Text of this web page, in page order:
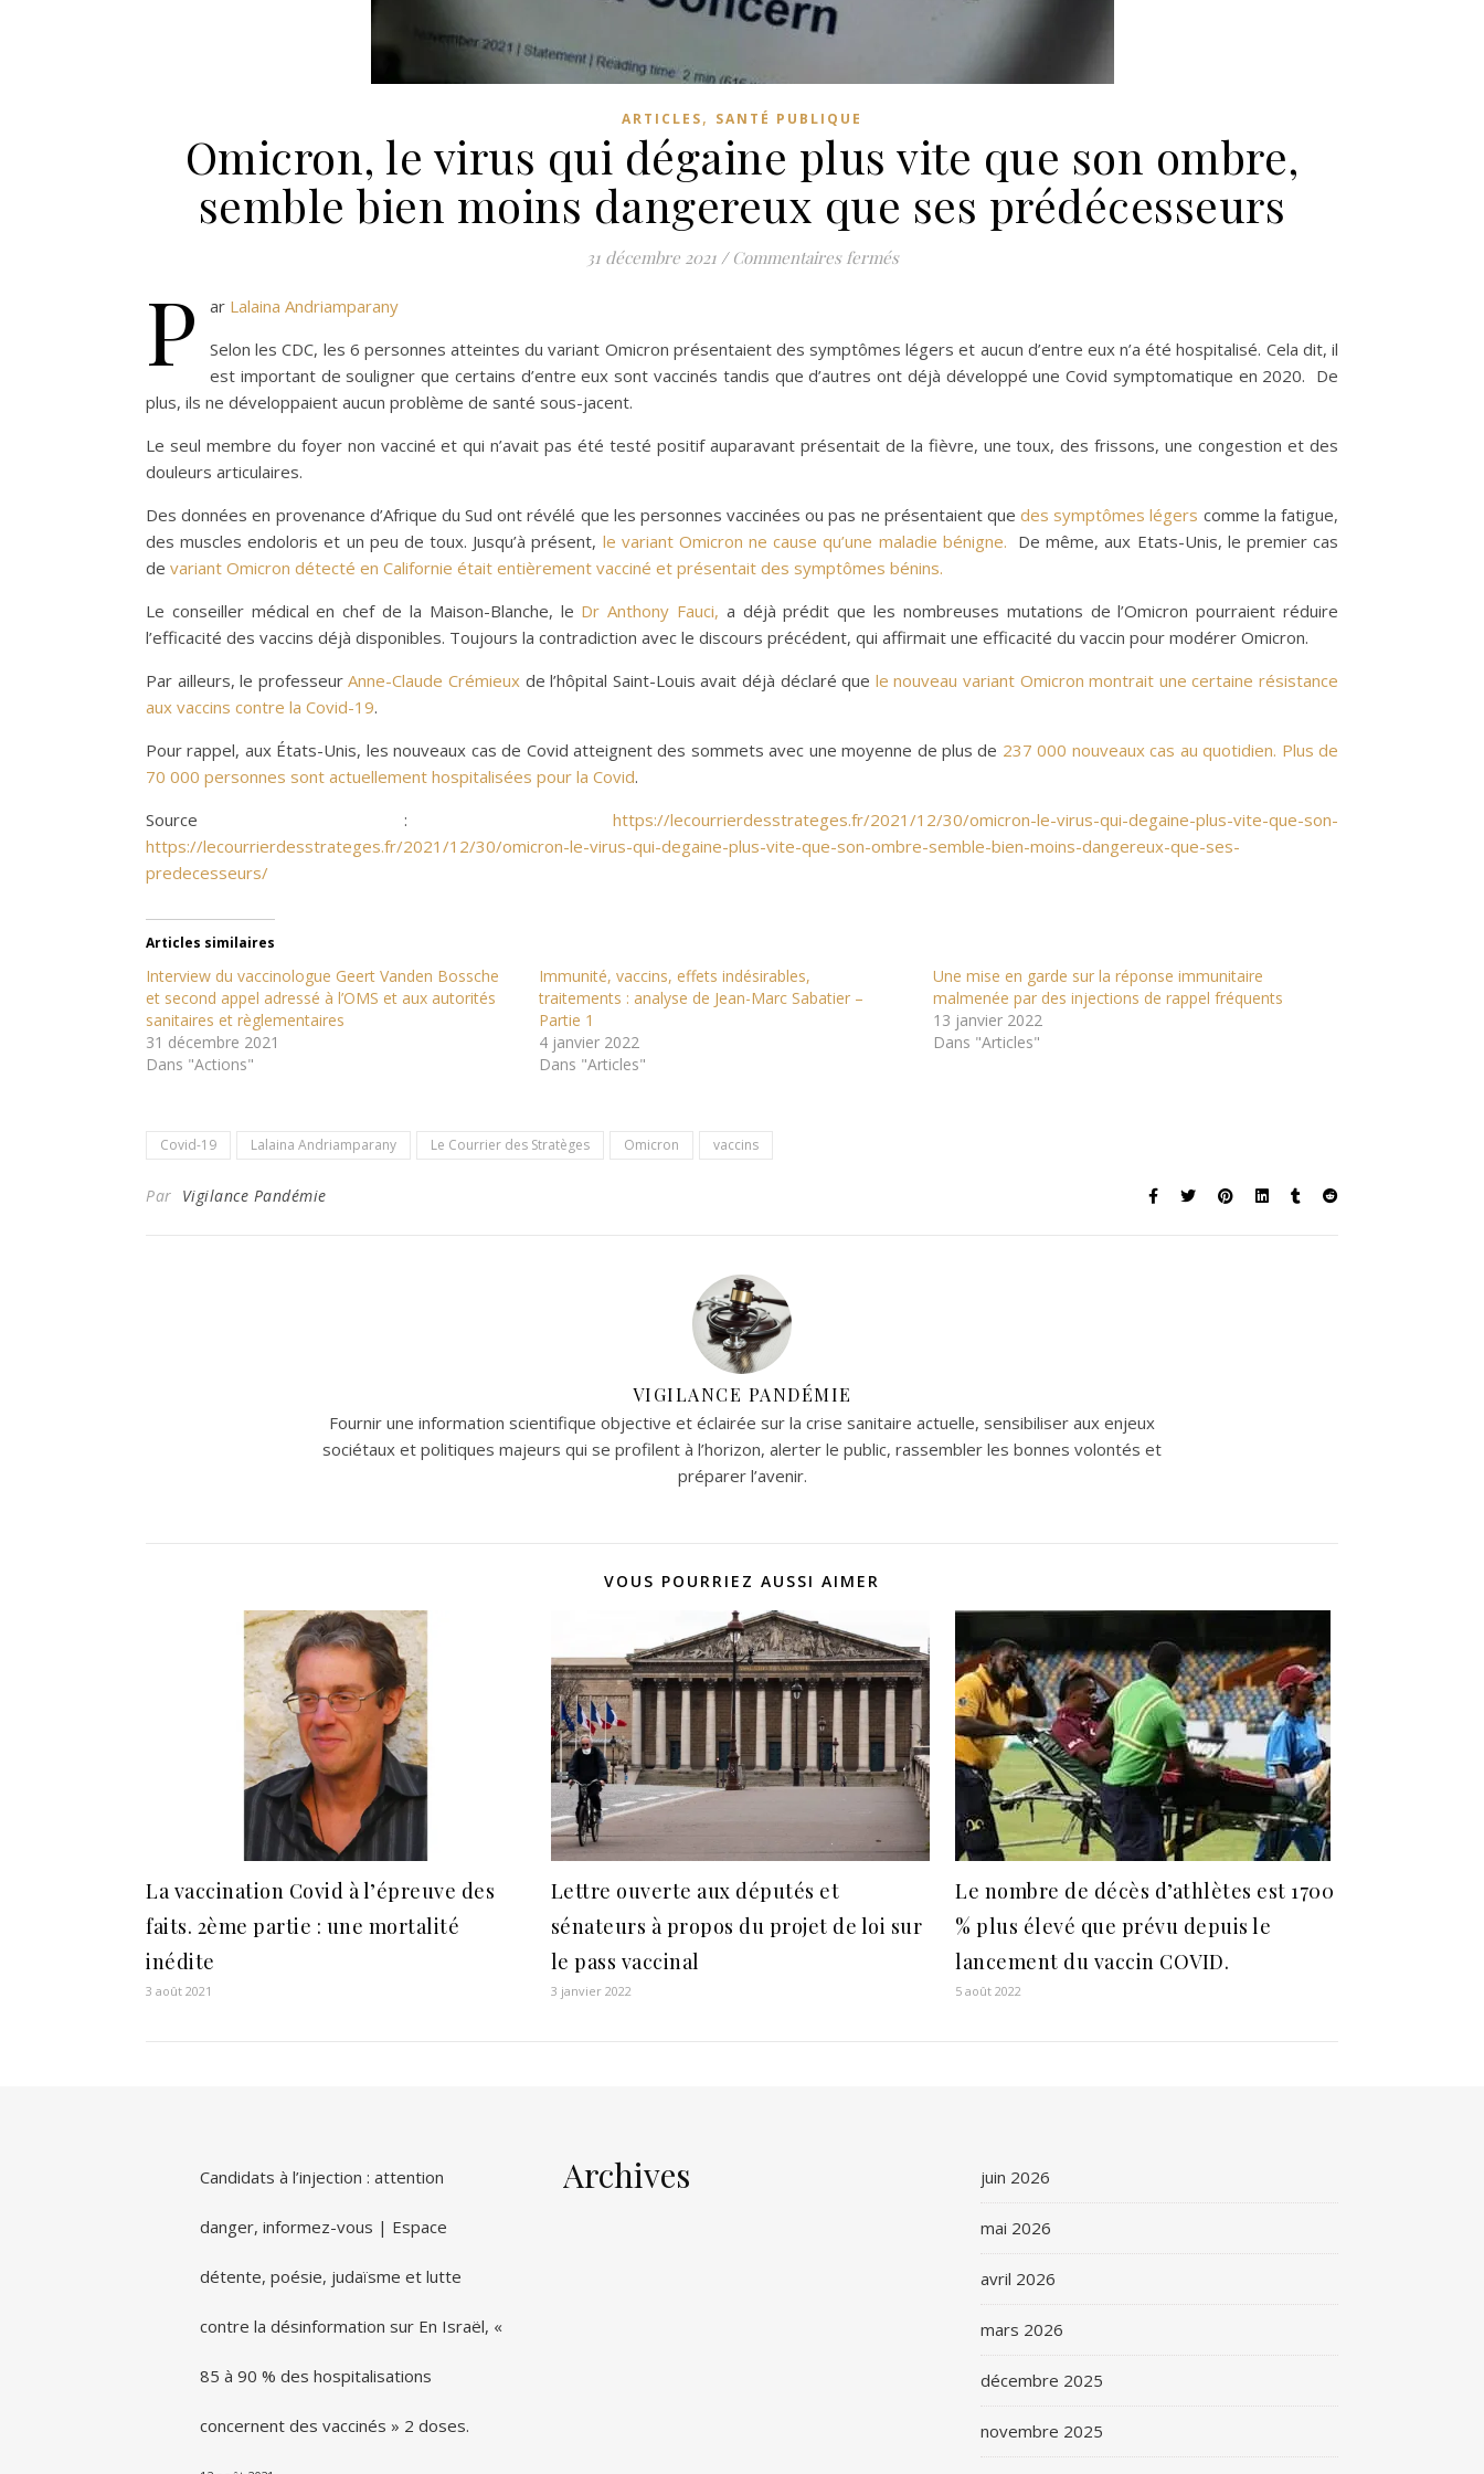
ARTICLES, SANTÉ PUBLIQUE
Omicron, le virus qui dégaine plus vite que son ombre,
semble bien moins dangereux que ses prédécesseurs
31 décembre 2021 / Commentaires ferméssur Omicron, le virus qui dégaine plus vite que son ombre, semble bien
P ar Lalaina Andriamparany
Selon les CDC, les 6 personnes atteintes du variant Omicron présentaient des symptômes légers et aucun d’entre eux n’a été hospitalisé. Cela dit, il
est important de souligner que certains d’entre eux sont vaccinés tandis que d’autres ont déjà développé une Covid symptomatique en 2020. De
plus, ils ne développaient aucun problème de santé sous-jacent.
Le seul membre du foyer non vacciné et qui n’avait pas été testé positif auparavant présentait de la fièvre, une toux, des frissons, une congestion et des
douleurs articulaires.
Des données en provenance d’Afrique du Sud ont révélé que les personnes vaccinées ou pas ne présentaient quedes symptômes légers comme la fatigue,
des muscles endoloris et un peu de toux. Jusqu’à présent, le variant Omicron ne cause qu’une maladie bénigne. De même, aux Etats-Unis, le premier cas
de variant Omicron détecté en Californie était entièrement vacciné et présentait des symptômes bénins.
Le conseiller médical en chef de la Maison-Blanche, le Dr Anthony Fauci, a déjà prédit que les nombreuses mutations de l’Omicron pourraient réduire
l’efficacité des vaccins déjà disponibles. Toujours la contradiction avec le discours précédent, qui affirmait une efficacité du vaccin pour modérer Omicron.
Par ailleurs, le professeurAnne-Claude Crémieux de l’hôpital Saint-Louis avait déjà déclaré que le nouveau variant Omicron montrait une certaine résistance
aux vaccins contre la Covid-19.
Pour rappel, aux États-Unis, les nouveaux cas de Covid atteignent des sommets avec une moyenne de plus de 237 000 nouveaux cas au quotidien. Plus de
70 000 personnes sont actuellement hospitalisées pour la Covid.
Source : https://lecourrierdesstrateges.fr/2021/12/30/omicron-le-virus-qui-degaine-plus-vite-que-son-
https://lecourrierdesstrateges.fr/2021/12/30/omicron-le-virus-qui-degaine-plus-vite-que-son-ombre-semble-bien-moins-dangereux-que-ses-
predecesseurs/
Articles similaires
Interview du vaccinologue Geert Vanden Bossche
et second appel adressé à l’OMS et aux autorités
sanitaires et règlementaires
31 décembre 2021
Dans "Actions"
Immunité, vaccins, effets indésirables,
traitements : analyse de Jean-Marc Sabatier –
Partie 1
4 janvier 2022
Dans "Articles"
Une mise en garde sur la réponse immunitaire
malmenée par des injections de rappel fréquents
13 janvier 2022
Dans "Articles"
Covid-19 Lalaina Andriamparany Le Courrier des Stratèges Omicron vaccins
Par Vigilance Pandémie
VIGILANCE PANDÉMIE
Fournir une information scientifique objective et éclairée sur la crise sanitaire actuelle, sensibiliser aux enjeux
sociétaux et politiques majeurs qui se profilent à l’horizon, alerter le public, rassembler les bonnes volontés et
préparer l’avenir.
VOUS POURRIEZ AUSSI AIMER
La vaccination Covid à l’épreuve des
faits. 2ème partie : une mortalité
inédite
3 août 2021
Lettre ouverte aux députés et
sénateurs à propos du projet de loi sur
le pass vaccinal
3 janvier 2022
Le nombre de décès d’athlètes est 1700
% plus élevé que prévu depuis le
lancement du vaccin COVID.
5 août 2022
Candidats à l’injection : attention
danger, informez-vous | Espace
détente, poésie, judaïsme et lutte
contre la désinformation sur En Israël, «
85 à 90 % des hospitalisations
concernent des vaccinés » 2 doses.
Archives juin 2026
mai 2026
avril 2026
mars 2026
décembre 2025
novembre 2025